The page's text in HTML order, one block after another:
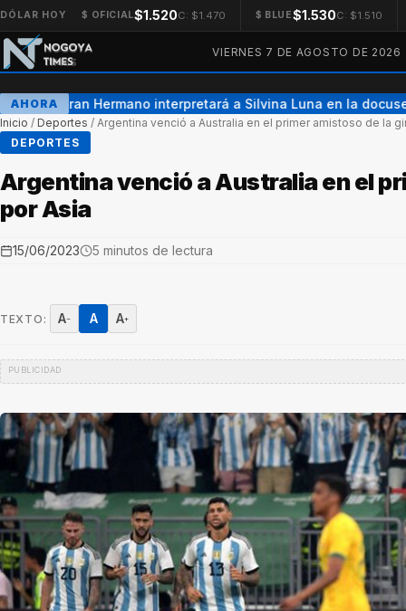
DÓLAR HOY $ OFICIAL$1.520C: $1.470 $ BLUE$1.530C: $1.510
VIERNES 7 DE AGOSTO DE 2026
AHORA
Una ex Gran Hermano interpretará a Silvina Luna en la
Inicio / Deportes / Argentina venció a Australia en el primer amistoso de la
DEPORTES
Argentina venció a Australia en el
por Asia
15/06/2023 5 minutos de lectura
TEXTO: A− A A+